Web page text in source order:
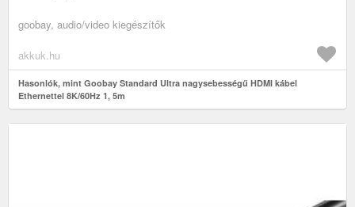
goobay, audio/video kiegészítők
akkuk.hu
Hasonlók, mint Goobay Standard Ultra nagysebességű HDMI kábel
Ethernettel 8K/60Hz 1, 5m